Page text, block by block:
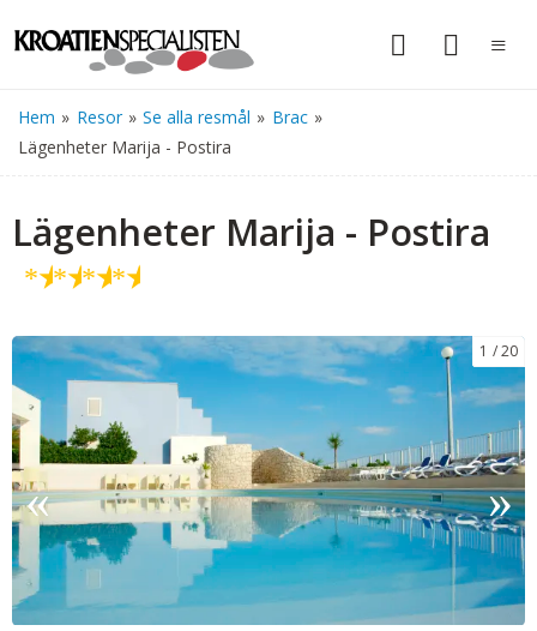
Hem » Resor » Se alla resmål » Brac »
Lägenheter Marija - Postira
Lägenheter Marija - Postira
★★★★
1 20